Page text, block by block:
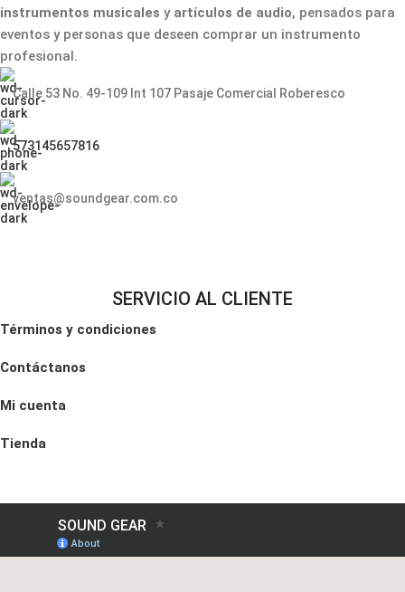
instrumentos musicales yartículos de audio, pensados para
eventos y personas que deseen comprar un instrumento
profesional.
Calle 53 No. 49-109 Int 107 Pasaje Comercial Roberesco
573145657816
ventas@soundgear.com.co
SERVICIO AL CLIENTE
Términos y condiciones
Contáctanos
Mi cuenta
Tienda